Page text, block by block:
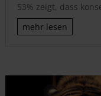
53% zeigt, dass
mehr lesen